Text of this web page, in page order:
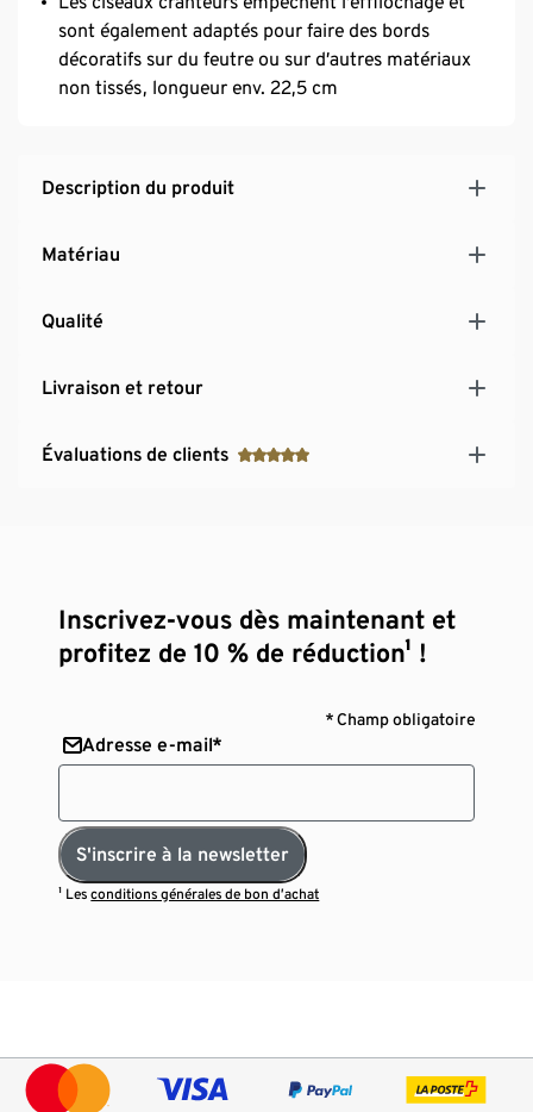
sont également adaptés pour faire des bords
décoratifs sur du feutre ou sur d’autres matériaux
non tissés, longueur env. 22,5 cm
Description du produit
Matériau
Qualité
Livraison et retour
Évaluations de clients
Inscrivez-vous dès maintenant et
profitez de 10 % de réduction¹ !
* Champ obligatoire
Adresse e-mail*
S'inscrire à la newsletter
¹ Lesconditions générales de bon d’achat